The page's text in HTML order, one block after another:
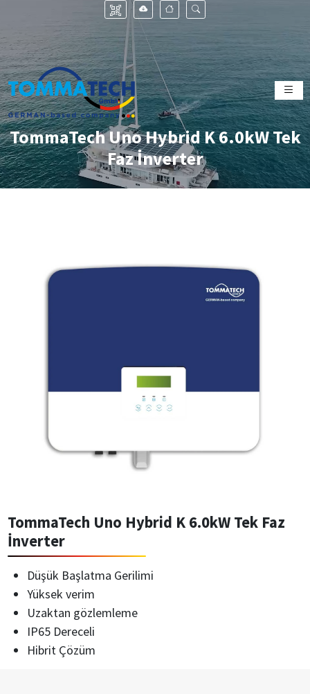
TommaTech Uno Hybrid K 6.0kW Tek
Faz İnverter
TommaTech Uno Hybrid K 6.0kW Tek Faz
İnverter
Düşük Başlatma Gerilimi
Yüksek verim
Uzaktan gözlemleme
IP65 Dereceli
Hibrit Çözüm